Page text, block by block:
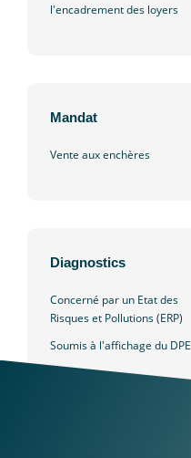
l'encadrement des loyers
Mandat
Vente aux enchères
Diagnostics
Concerné par un Etat des
Risques et Pollutions (ERP)
Soumis à l'affichage du DPE